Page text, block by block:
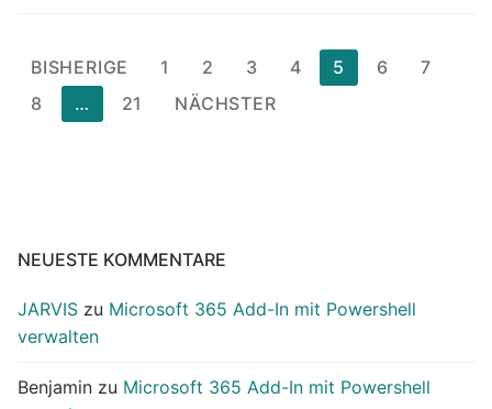
Seitennummerierung
der
Beiträge
BISHERIGE 1 2 3 4 5 6
7
8
… 21 NÄCHSTER
NEUESTE KOMMENTARE
JARVIS zu Microsoft 365 Add-In mit Powershell
verwalten
Benjamin zu Microsoft 365 Add-In mit Powershell